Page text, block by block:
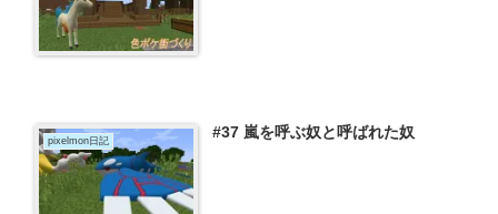
pixelmon日記 #37 嵐を呼ぶ奴と呼ばれた奴